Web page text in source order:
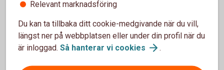
kan försvinna, en medarbetare kan sluta eller du kanske vill
vara ledig längre än du först tänkt.
Fundera därför på vad företaget är mest beroende av och
vad du kan göra om förutsättningarna förändras. En
ekonomisk buffert och en tydlig plan för vem som kan ta
Relevant marknadsföring
Du kan ta tillbaka ditt cookie-medgivande när du vill,
längst ner på webbplatsen eller under din profil när du
är inloggad. Så hanterar vi cookies .